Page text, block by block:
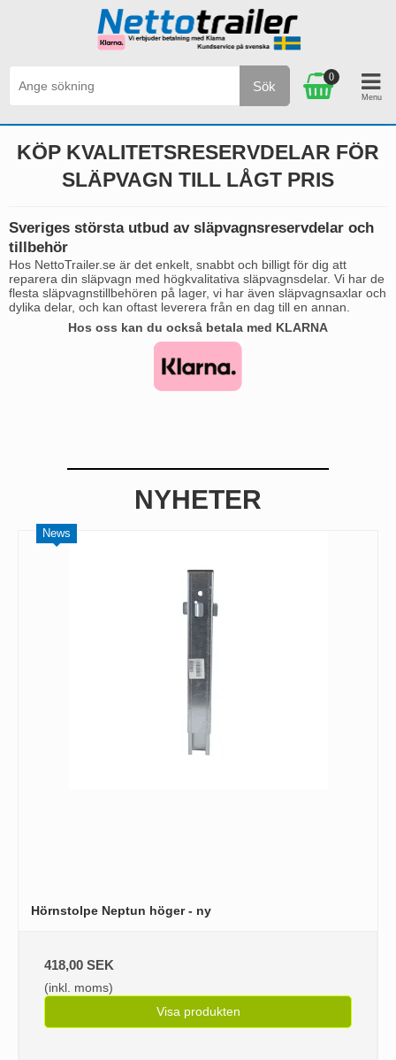
Sök
0
KÖP KVALITETSRESERVDELAR FÖR
SLÄPVAGN TILL LÅGT PRIS
Sveriges största utbud av släpvagnsreservdelar och
tillbehör
Hos NettoTrailer.se är det enkelt, snabbt och billigt för dig att
reparera din släpvagn med högkvalitativa släpvagnsdelar. Vi har de
flesta släpvagnstillbehören på lager, vi har även släpvagnsaxlar och
dylika delar, och kan oftast leverera från en dag till en annan.
Hos oss kan du också betala med KLARNA
NYHETER
News
Hörnstolpe Neptun höger - ny
418,00 SEK
(inkl. moms)
Visa produkten